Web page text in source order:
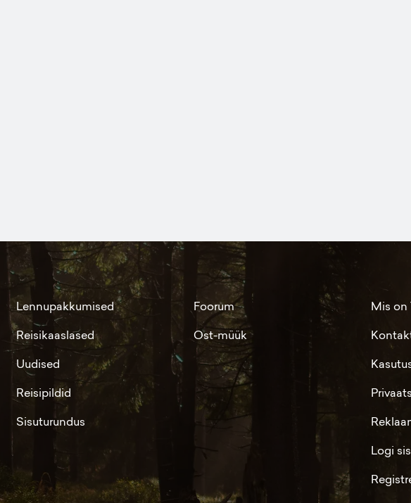
Lennupakkumised
Reisikaaslased
Uudised
Reisipildid
Sisuturundus
Foorum
Ost-müük
Mis on
Logi